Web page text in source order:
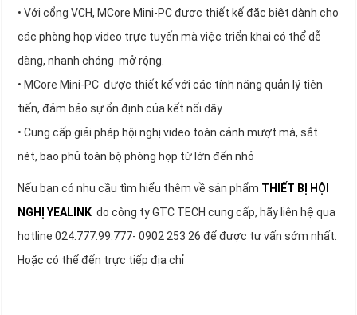
• Với cổng VCH, MCore Mini-PC được thiết kế đặc biệt dành cho
các phòng họp video trực tuyến mà việc triển khai có thể dễ
dàng, nhanh chóng mở rộng.
• MCore Mini-PC được thiết kế với các tính năng quản lý tiên
tiến, đảm bảo sự ổn định của kết nối dây
• Cung cấp giải pháp hội nghị video toàn cảnh mượt mà, sắt
nét, bao phủ toàn bộ phòng họp từ lớn đến nhỏ
Nếu bạn có nhu cầu tìm hiểu thêm về sản phẩm THIẾT BỊ HỘI
NGHỊ YEALINK do công ty GTC TECH cung cấp, hãy liên hệ qua
hotline 024.777.99.777- 0902 253 26 để được tư vấn sớm nhất.
Hoặc có thể đến trực tiếp địa chỉ